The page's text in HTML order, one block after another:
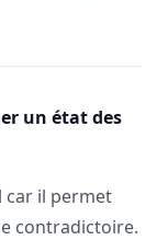
un état des
car il permet
contradictoire.